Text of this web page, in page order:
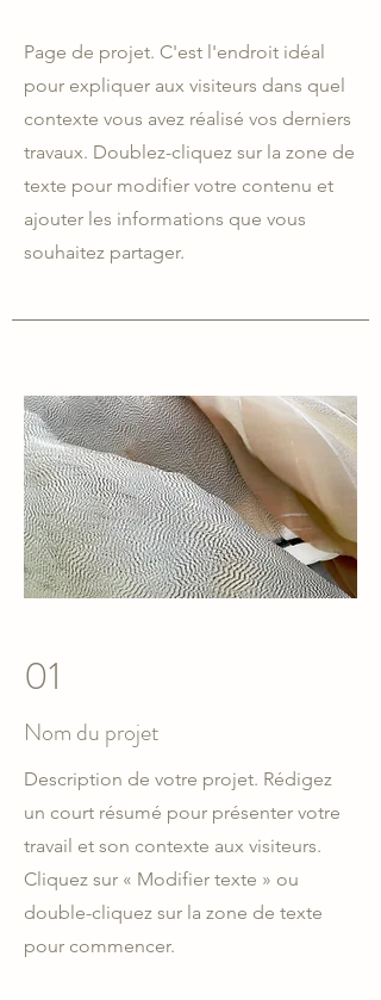
Page de projet. C'est l'endroit idéal
pour expliquer aux visiteurs dans quel
contexte vous avez réalisé vos derniers
travaux. Doublez-cliquez sur la zone de
texte pour modifier votre contenu et
ajouter les informations que vous
souhaitez partager.
01
Nom du projet
Description de votre projet. Rédigez
un court résumé pour présenter votre
travail et son contexte aux visiteurs.
Cliquez sur « Modifier texte » ou
double-cliquez sur la zone de texte
pour commencer.